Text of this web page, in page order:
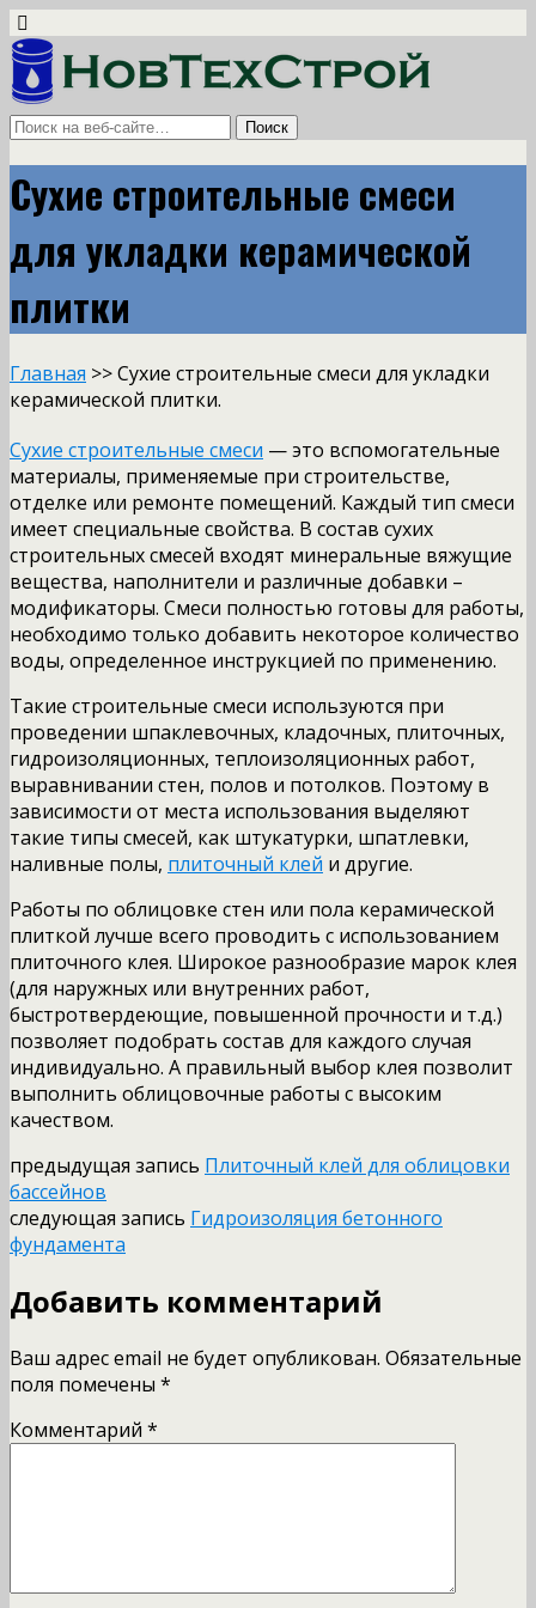
Сухие строительные смеси
для укладки керамической
плитки
Главная >> Сухие строительные смеси для укладки
керамической плитки.
Сухие строительные смеси — это вспомогательные
материалы, применяемые при строительстве,
отделке или ремонте помещений. Каждый тип смеси
имеет специальные свойства. В состав сухих
строительных смесей входят минеральные вяжущие
вещества, наполнители и различные добавки –
модификаторы. Смеси полностью готовы для работы,
необходимо только добавить некоторое количество
воды, определенное инструкцией по применению.
Такие строительные смеси используются при
проведении шпаклевочных, кладочных, плиточных,
гидроизоляционных, теплоизоляционных работ,
выравнивании стен, полов и потолков. Поэтому в
зависимости от места использования выделяют
такие типы смесей, как штукатурки, шпатлевки,
наливные полы, плиточный клей и другие.
Работы по облицовке стен или пола керамической
плиткой лучше всего проводить с использованием
плиточного клея. Широкое разнообразие марок клея
(для наружных или внутренних работ,
быстротвердеющие, повышенной прочности и т.д.)
позволяет подобрать состав для каждого случая
индивидуально. А правильный выбор клея позволит
выполнить облицовочные работы с высоким
качеством.
предыдущая запись Плиточный клей для облицовки
бассейнов
следующая запись Гидроизоляция бетонного
фундамента
Добавить комментарий
Ваш адрес email не будет опубликован. Обязательные
поля помечены *
Комментарий *